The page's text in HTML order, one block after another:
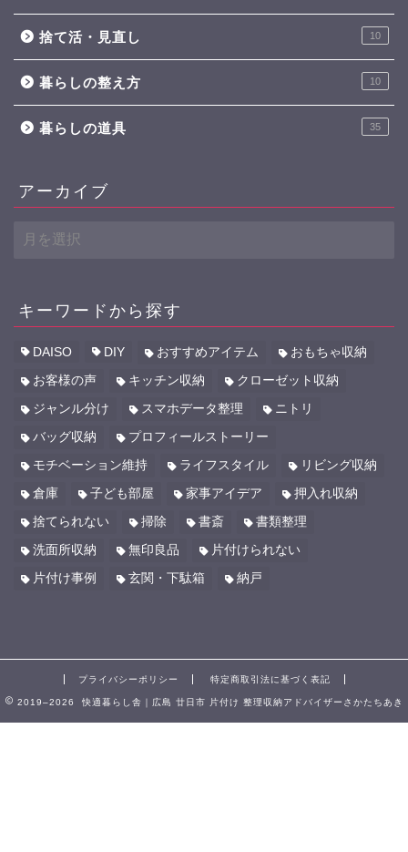
捨て活・見直し 10
暮らしの整え方 10
暮らしの道具 35
アーカイブ
ー
ブ
キーワードから探す
DAISO DIY おすすめアイテム おもちゃ収納
お客様の声 キッチン収納 クローゼット収納
ジャンル分け スマホデータ整理 ニトリ
バッグ収納 プロフィールストーリー
モチベーション維持 ライフスタイル リビング収納
倉庫 子ども部屋 家事アイデア 押入れ収納
捨てられない 掃除 書斎 書類整理
洗面所収納 無印良品 片付けられない
片付け事例 玄関・下駄箱 納戸
プライバシーポリシー 特定商取引法に基づく表記
2019–2026 快適暮らし舎｜広島 廿日市 片付け 整理収納アドバイザーさかたちあき